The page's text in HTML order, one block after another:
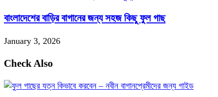
বাংলাদেশের বাড়ির বাগানের জন্য সহজ কিছু ফুল গাছ
January 3, 2026
Check Also